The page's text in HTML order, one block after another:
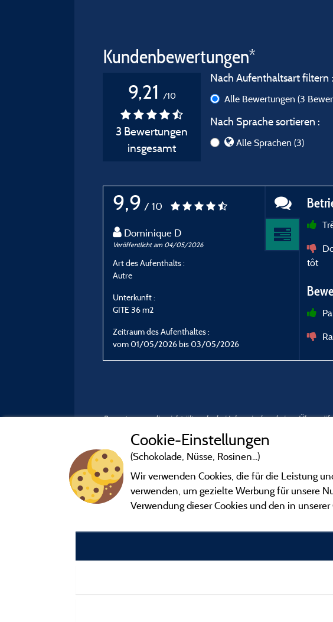
Kundenbewertungen*
9,21 /10
3 Bewertungen
insgesamt
Nach Aufenthaltsart filtern :
Alle Bewertungen (3
Nach Sprache sortieren :
Alle Sprachen (3)
9,9 / 10
Dominique D
Veröffentlicht am 04/05/2026
Art des Aufenthalts :
Autre
Unterkunft :
GITE 36 m2
Zeitraum des Aufenthaltes :
vom 01/05/2026 bis 03/05/2026
tôt
Bewertungen, die nicht älter als drei Jahre sind und einer
Cookie-Einstellungen
(Schokolade, Nüsse, Rosinen...)
Wir verwenden Cookies, die für die Leistung
verwenden, um gezielte Werbung für unsere
Verwendung dieser Cookies und den in